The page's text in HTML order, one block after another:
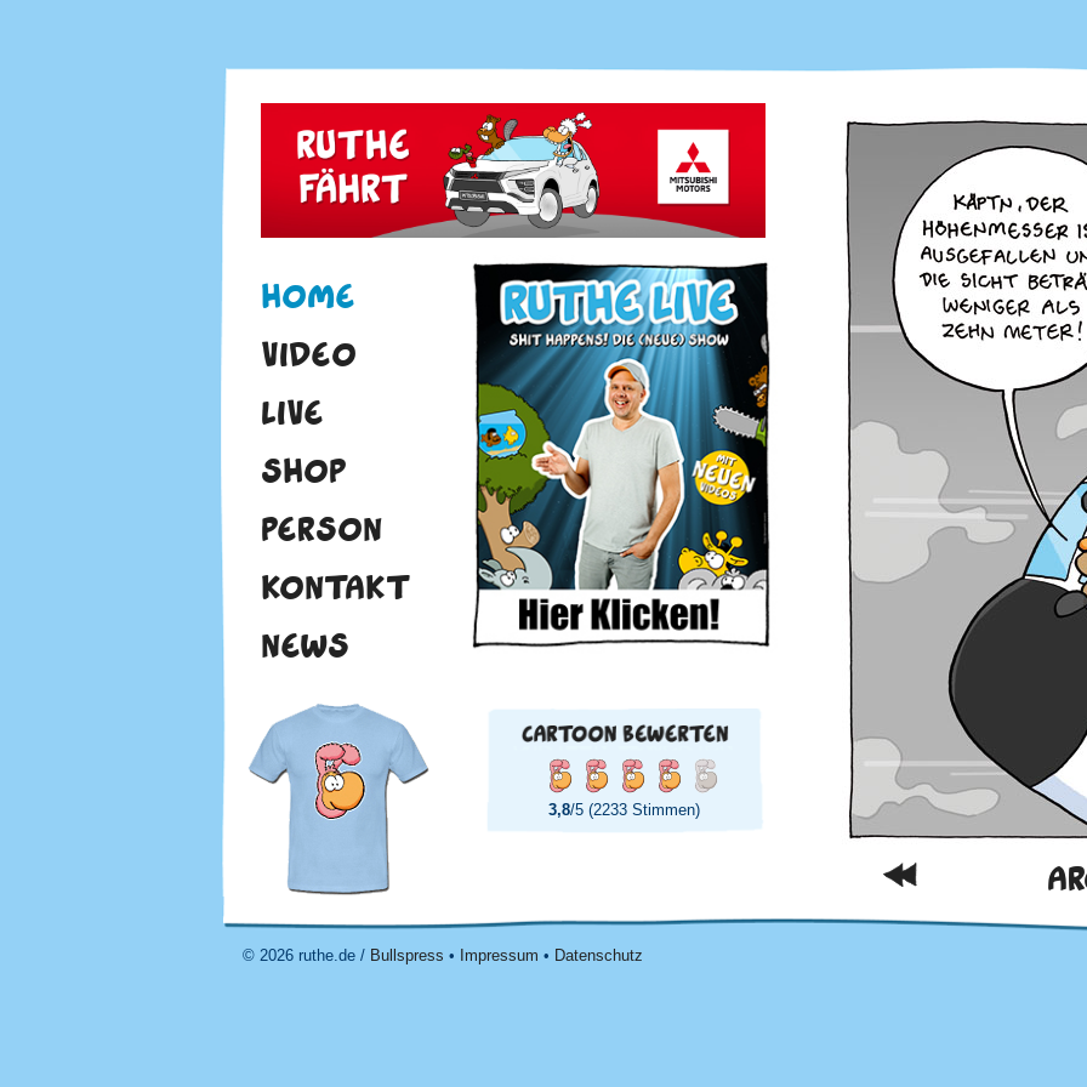
HOME
VIDEO
LIVE
SHOP
PERSON
KONTAKT
NEWS
3,8/5 (2233 Stimmen)
© 2026 ruthe.de / Bullspress • Impressum • Datenschutz